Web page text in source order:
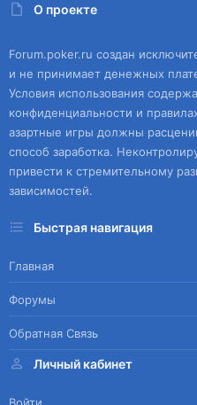
О проекте
Forum.poker.ru создан
и не принимает денежных
Условия использования
конфиденциальности и
азартные игры должны
способ заработка.
привести к стремительному
зависимостей.
Быстрая навигация
Главная
Форумы
Обратная Связь
Личный кабинет
Войти